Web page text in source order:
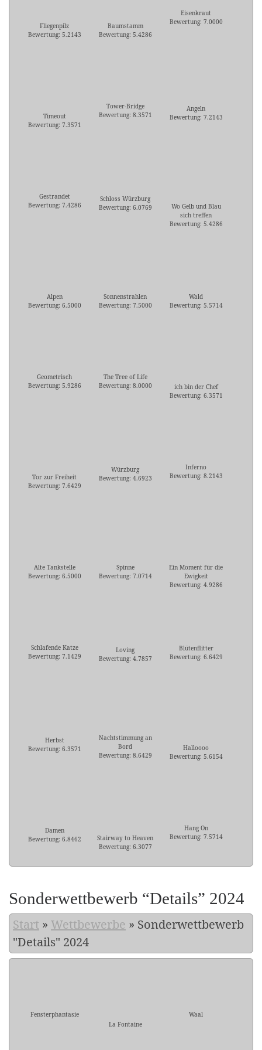
Fliegenpilz
Bewertung: 5.2143
Baumstamm
Bewertung: 5.4286
Eisenkraut
Bewertung: 7.0000
Timeout
Bewertung: 7.3571
Tower-Bridge
Bewertung: 8.3571
Angeln
Bewertung: 7.2143
Gestrandet
Bewertung: 7.4286
Schloss Würzburg
Bewertung: 6.0769
Wo Gelb und Blau
sich treffen
Bewertung: 5.4286
Alpen
Bewertung: 6.5000
Sonnenstrahlen
Bewertung: 7.5000
Wald
Bewertung: 5.5714
Geometrisch
Bewertung: 5.9286
The Tree of Life
Bewertung: 8.0000
ich bin der Chef
Bewertung: 6.3571
Tor zur Freiheit
Bewertung: 7.6429
Würzburg
Bewertung: 4.6923
Inferno
Bewertung: 8.2143
Alte Tankstelle
Bewertung: 6.5000
Spinne
Bewertung: 7.0714
Ein Moment für die
Ewigkeit
Bewertung: 4.9286
Schlafende Katze
Bewertung: 7.1429
Loving
Bewertung: 4.7857
Blütenflitter
Bewertung: 6.6429
Herbst
Bewertung: 6.3571
Nachtstimmung an
Bord
Bewertung: 8.6429
Halloooo
Bewertung: 5.6154
Damen
Bewertung: 6.8462
Stairway to Heaven
Bewertung: 6.3077
Hang On
Bewertung: 7.5714
Sonderwettbewerb “Details” 2024
Start » Wettbewerbe » Sonderwettbewerb
"Details" 2024
Fensterphantasie
La Fontaine
Waal